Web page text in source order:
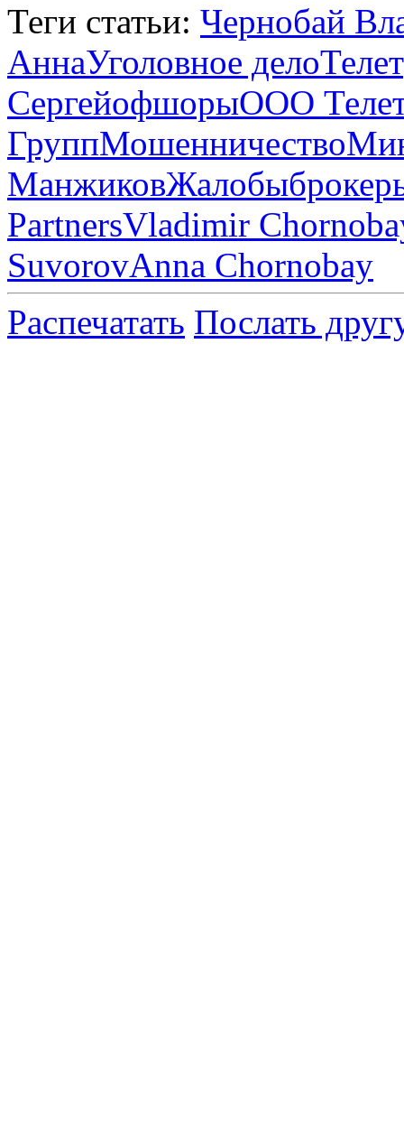
Теги статьи: Чернобай
АннаУголовное дело
СергейофшорыООО
ГруппМошенничество
МанжиковЖалобы
PartnersVladimir
SuvorovAnna Chornobay
Распечатать Послать